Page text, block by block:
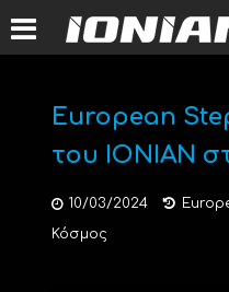
European
του ΙΟΝΙΑΝ
10/03/2024
Κόσμος